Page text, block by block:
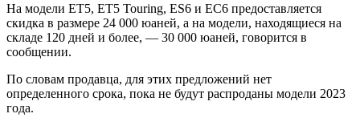
На модели ET5, ET5 Touring, ES6 и EC6 предоставляется
скидка в размере 24 000 юаней, а на модели, находящиеся на
складе 120 дней и более, — 30 000 юаней, говорится в
сообщении.
По словам продавца, для этих предложений нет
определенного срока, пока не будут распроданы модели 2023
года.